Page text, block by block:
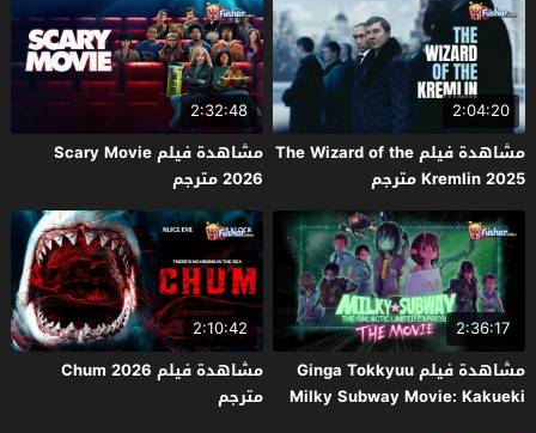
2:04:20
مشاهدة فيلم The Wizard of the
Kremlin 2025 مترجم
2:32:48
مشاهدة فيلم Scary Movie
2026 مترجم
2:36:17
مشاهدة فيلم Ginga Tokkyuu
Milky Subway Movie: Kakueki
2:10:42
مشاهدة فيلم Chum 2026
مترجم